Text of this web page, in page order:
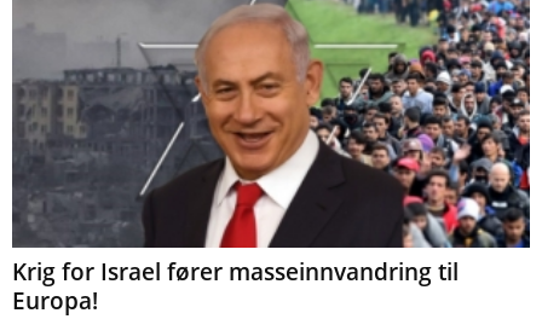
Krig for Israel fører masseinnvandring til
Europa!